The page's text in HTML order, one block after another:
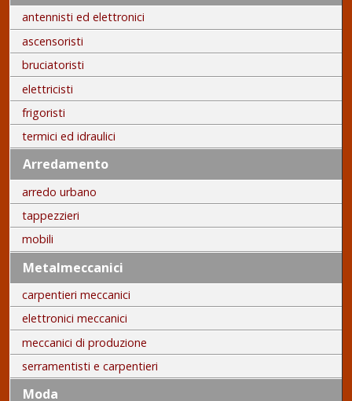
antennisti ed elettronici
ascensoristi
bruciatoristi
elettricisti
frigoristi
termici ed idraulici
Arredamento
arredo urbano
tappezzieri
mobili
Metalmeccanici
carpentieri meccanici
elettronici meccanici
meccanici di produzione
serramentisti e carpentieri
Moda